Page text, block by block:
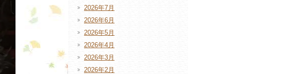
2026年7月
2026年6月
2026年5月
2026年4月
2026年3月
2026年2月